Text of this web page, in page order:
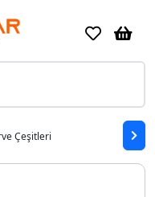
Çeşitleri